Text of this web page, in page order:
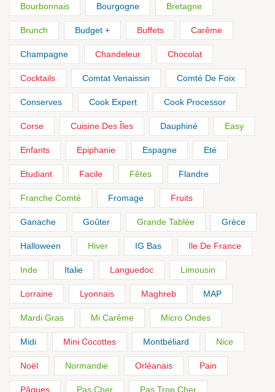
Bourbonnais Bourgogne Bretagne
Brunch Budget + Buffets Carême
Champagne Chandeleur Chocolat
Cocktails Comtat Venaissin Comté De Foix
Conserves Cook Expert Cook Processor
Corse Cuisine Des Îles Dauphiné Easy
Enfants Epiphanie Espagne Eté
Etudiant Facile Fêtes Flandre
Franche Comté Fromage Fruits
Ganache Goûter Grande Tablée Grèce
Halloween Hiver IG Bas Ile De France
Inde Italie Languedoc Limousin
Lorraine Lyonnais Maghreb MAP
Mardi Gras Mi Carême Micro Ondes
Midi Mini Cocottes Montbéliard Nice
Noël Normandie Orléanais Pain
Pâques Pas Cher Pas Trop Cher